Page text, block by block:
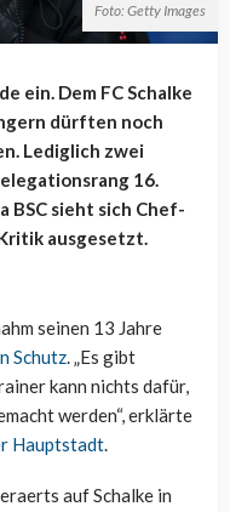
Foto: Getty Images
ein. Dem FC Schalke
dürften noch
Lediglich zwei
16.
BSC sieht sich Chef-
ausgesetzt.
seinen 13 Jahre
Schutz. „Es gibt
kann nichts dafür,
werden“, erklärte
Hauptstadt.
auf Schalke in